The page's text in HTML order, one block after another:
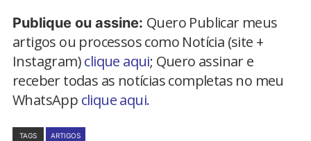
Publique ou assine: Quero Publicar meus
artigos ou processos como Notícia (site +
Instagram)clique aqui; Quero assinar e
receber todas as notícias completas no meu
WhatsApp clique aqui.
TAGS ARTIGOS